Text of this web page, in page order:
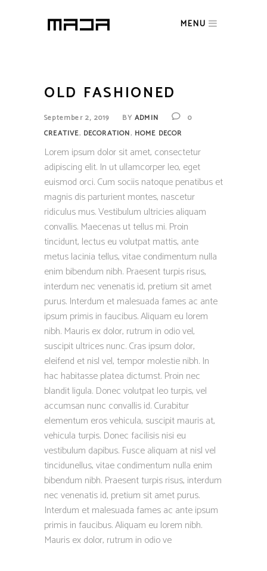
MENU
OLD FASHIONED
September 2, 2019 BYADMIN
0
CREATIVE, DECORATION, HOME DECOR
Lorem ipsum dolor sit amet, consectetur
adipiscing elit. In ut ullamcorper leo, eget
euismod orci. Cum sociis natoque penatibus et
magnis dis parturient montes, nascetur
ridiculus mus. Vestibulum ultricies aliquam
convallis. Maecenas ut tellus mi. Proin
tincidunt, lectus eu volutpat mattis, ante
metus lacinia tellus, vitae condimentum nulla
enim bibendum nibh. Praesent turpis risus,
interdum nec venenatis id, pretium sit amet
purus. Interdum et malesuada fames ac ante
ipsum primis in faucibus. Aliquam eu lorem
nibh. Mauris ex dolor, rutrum in odio vel,
suscipit ultrices nunc. Cras ipsum dolor,
eleifend et nisl vel, tempor molestie nibh. In
hac habitasse platea dictumst. Proin nec
blandit ligula. Donec volutpat leo turpis, vel
accumsan nunc convallis id. Curabitur
elementum eros vehicula, suscipit mauris at,
vehicula turpis. Donec facilisis nisi eu
vestibulum dapibus. Fusce aliquam at nisl vel
tincidunellus, vitae condimentum nulla enim
bibendum nibh. Praesent turpis risus, interdum
nec venenatis id, pretium sit amet purus.
Interdum et malesuada fames ac ante ipsum
primis in faucibus. Aliquam eu lorem nibh.
Mauris ex dolor, rutrum in odio ve